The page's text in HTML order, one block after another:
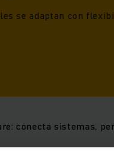
se adaptan con
conecta sistemas,